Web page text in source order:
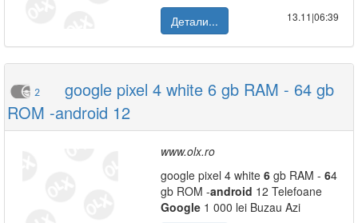
Детали...
13.11|06:39
2
google pixel 4 white 6 gb RAM - 64 gb
ROM -android 12
www.olx.ro
google pixel 4 white 6 gb RAM - 64
gb ROM -android 12 Telefoane
Google 1 000 lei Buzau Azi